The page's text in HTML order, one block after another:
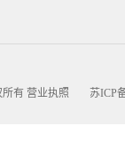
所有 营业执照 苏ICP